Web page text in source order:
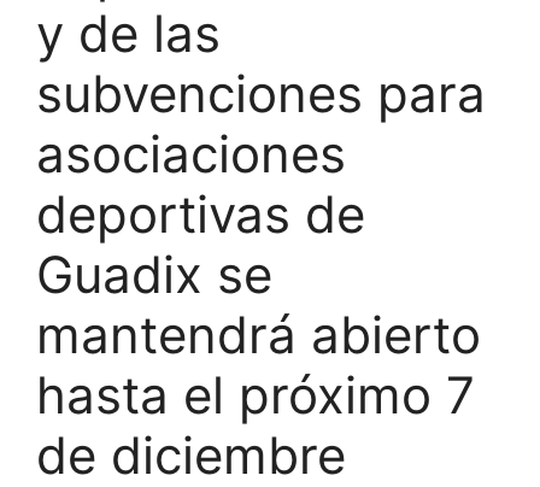
y de las
subvenciones para
asociaciones
deportivas de
Guadix se
mantendrá abierto
hasta el próximo 7
de diciembre